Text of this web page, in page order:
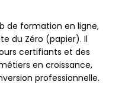
de formation en ligne,
du Zéro (papier). Il
certifiants et des
en croissance,
professionnelle.